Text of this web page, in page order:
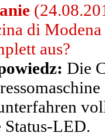
di
aus?
Die
Status-LED.